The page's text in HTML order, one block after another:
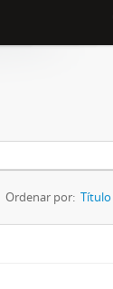
Ordenar por: Título